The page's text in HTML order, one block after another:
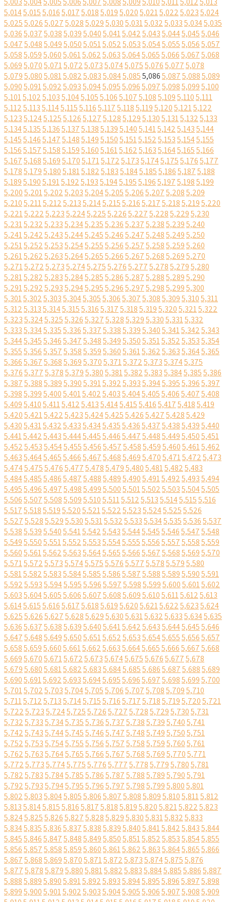
5,0145,0155,0165,0175,0185,0195,0205,0215,0225,0235,024
5,0255,0265,0275,0285,0295,0305,0315,0325,0335,0345,035
5,0365,0375,0385,0395,0405,0415,0425,0435,0445,0455,046
5,0475,0485,0495,0505,0515,0525,0535,0545,0555,0565,057
5,0585,0595,0605,0615,0625,0635,0645,0655,0665,0675,068
5,0695,0705,0715,0725,0735,0745,0755,0765,0775,078
5,0795,0805,0815,0825,0835,0845,0855,0865,0875,0885,089
5,0905,0915,0925,0935,0945,0955,0965,0975,0985,0995,100
5,1015,1025,1035,1045,1055,1065,1075,1085,1095,1105,111
5,1125,1135,1145,1155,1165,1175,1185,1195,1205,1215,122
5,1235,1245,1255,1265,1275,1285,1295,1305,1315,1325,133
5,1345,1355,1365,1375,1385,1395,1405,1415,1425,1435,144
5,1455,1465,1475,1485,1495,1505,1515,1525,1535,1545,155
5,1565,1575,1585,1595,1605,1615,1625,1635,1645,1655,166
5,1675,1685,1695,1705,1715,1725,1735,1745,1755,1765,177
5,1785,1795,1805,1815,1825,1835,1845,1855,1865,1875,188
5,1895,1905,1915,1925,1935,1945,1955,1965,1975,1985,199
5,2005,2015,2025,2035,2045,2055,2065,2075,2085,209
5,2105,2115,2125,2135,2145,2155,2165,2175,2185,2195,220
5,2215,2225,2235,2245,2255,2265,2275,2285,2295,230
5,2315,2325,2335,2345,2355,2365,2375,2385,2395,240
5,2415,2425,2435,2445,2455,2465,2475,2485,2495,250
5,2515,2525,2535,2545,2555,2565,2575,2585,2595,260
5,2615,2625,2635,2645,2655,2665,2675,2685,2695,270
5,2715,2725,2735,2745,2755,2765,2775,2785,2795,280
5,2815,2825,2835,2845,2855,2865,2875,2885,2895,290
5,2915,2925,2935,2945,2955,2965,2975,2985,2995,300
5,3015,3025,3035,3045,3055,3065,3075,3085,3095,3105,311
5,3125,3135,3145,3155,3165,3175,3185,3195,3205,3215,322
5,3235,3245,3255,3265,3275,3285,3295,3305,3315,332
5,3335,3345,3355,3365,3375,3385,3395,3405,3415,3425,343
5,3445,3455,3465,3475,3485,3495,3505,3515,3525,3535,354
5,3555,3565,3575,3585,3595,3605,3615,3625,3635,3645,365
5,3665,3675,3685,3695,3705,3715,3725,3735,3745,375
5,3765,3775,3785,3795,3805,3815,3825,3835,3845,3855,386
5,3875,3885,3895,3905,3915,3925,3935,3945,3955,3965,397
5,3985,3995,4005,4015,4025,4035,4045,4055,4065,4075,408
5,4095,4105,4115,4125,4135,4145,4155,4165,4175,4185,419
5,4205,4215,4225,4235,4245,4255,4265,4275,4285,429
5,4305,4315,4325,4335,4345,4355,4365,4375,4385,4395,440
5,4415,4425,4435,4445,4455,4465,4475,4485,4495,4505,451
5,4525,4535,4545,4555,4565,4575,4585,4595,4605,4615,462
5,4635,4645,4655,4665,4675,4685,4695,4705,4715,4725,473
5,4745,4755,4765,4775,4785,4795,4805,4815,4825,483
5,4845,4855,4865,4875,4885,4895,4905,4915,4925,4935,494
5,4955,4965,4975,4985,4995,5005,5015,5025,5035,5045,505
5,5065,5075,5085,5095,5105,5115,5125,5135,5145,5155,516
5,5175,5185,5195,5205,5215,5225,5235,5245,5255,526
5,5275,5285,5295,5305,5315,5325,5335,5345,5355,5365,537
5,5385,5395,5405,5415,5425,5435,5445,5455,5465,5475,548
5,5495,5505,5515,5525,5535,5545,5555,5565,5575,5585,559
5,5605,5615,5625,5635,5645,5655,5665,5675,5685,5695,570
5,5715,5725,5735,5745,5755,5765,5775,5785,5795,580
5,5815,5825,5835,5845,5855,5865,5875,5885,5895,5905,591
5,5925,5935,5945,5955,5965,5975,5985,5995,6005,6015,602
5,6035,6045,6055,6065,6075,6085,6095,6105,6115,6125,613
5,6145,6155,6165,6175,6185,6195,6205,6215,6225,6235,624
5,6255,6265,6275,6285,6295,6305,6315,6325,6335,6345,635
5,6365,6375,6385,6395,6405,6415,6425,6435,6445,6455,646
5,6475,6485,6495,6505,6515,6525,6535,6545,6555,6565,657
5,6585,6595,6605,6615,6625,6635,6645,6655,6665,6675,668
5,6695,6705,6715,6725,6735,6745,6755,6765,6775,678
5,6795,6805,6815,6825,6835,6845,6855,6865,6875,6885,689
5,6905,6915,6925,6935,6945,6955,6965,6975,6985,6995,700
5,7015,7025,7035,7045,7055,7065,7075,7085,7095,710
5,7115,7125,7135,7145,7155,7165,7175,7185,7195,7205,721
5,7225,7235,7245,7255,7265,7275,7285,7295,7305,731
5,7325,7335,7345,7355,7365,7375,7385,7395,7405,741
5,7425,7435,7445,7455,7465,7475,7485,7495,7505,751
5,7525,7535,7545,7555,7565,7575,7585,7595,7605,761
5,7625,7635,7645,7655,7665,7675,7685,7695,7705,771
5,7725,7735,7745,7755,7765,7775,7785,7795,7805,781
5,7825,7835,7845,7855,7865,7875,7885,7895,7905,791
5,7925,7935,7945,7955,7965,7975,7985,7995,8005,801
5,8025,8035,8045,8055,8065,8075,8085,8095,8105,8115,812
5,8135,8145,8155,8165,8175,8185,8195,8205,8215,8225,823
5,8245,8255,8265,8275,8285,8295,8305,8315,8325,833
5,8345,8355,8365,8375,8385,8395,8405,8415,8425,8435,844
5,8455,8465,8475,8485,8495,8505,8515,8525,8535,8545,855
5,8565,8575,8585,8595,8605,8615,8625,8635,8645,8655,866
5,8675,8685,8695,8705,8715,8725,8735,8745,8755,876
5,8775,8785,8795,8805,8815,8825,8835,8845,8855,8865,887
5,8885,8895,8905,8915,8925,8935,8945,8955,8965,8975,898
5,8995,9005,9015,9025,9035,9045,9055,9065,9075,9085,909